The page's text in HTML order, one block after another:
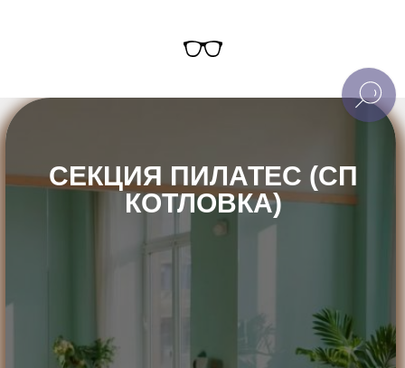
СЕКЦИЯ ПИЛАТЕС (СП
КОТЛОВКА)